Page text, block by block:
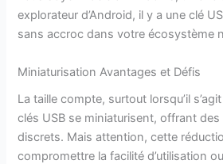
explorateur d’Android, il y a une clé
sans accroc dans votre écosystème
Miniaturisation Avantages et Défis
La taille compte, surtout lorsqu’il
clés USB se miniaturisent, offrant
discrets. Mais attention, cette
compromettre la facilité d’utilisation